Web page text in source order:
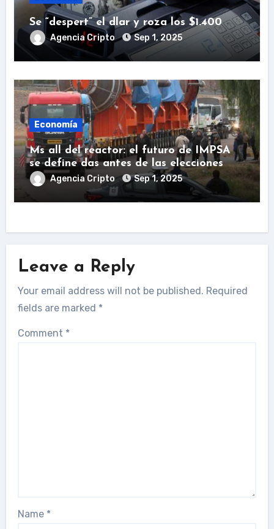
Se “despert” el dlar y roza los $1.400
Agencia Cripto Sep 1, 2025
Economía
Ms all del reactor: el futuro de IMPSA
se define das antes de las elecciones
Agencia Cripto Sep 1, 2025
Leave a Reply
Your email address will not be published. Required
fields are marked *
Comment *
Name *